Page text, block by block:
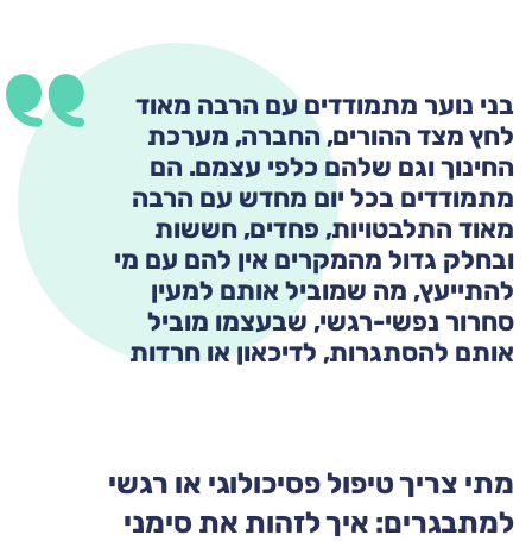
בני נוער מתמודדים עם הרבה מאוד
לחץ מצד ההורים, החברה, מערכת
החינוך וגם שלהם כלפי עצמם. הם
מתמודדים בכל יום מחדש עם הרבה
מאוד התלבטויות, פחדים, חששות
ובחלק גדול מהמקרים אין להם עם מי
להתייעץ, מה שמוביל אותם למעין
סחרור נפשי-רגשי, שבעצמו מוביל
אותם להסתגרות, לדיכאון או חרדות
מתי צריך טיפול פסיכולוגי או רגשי
למתבגרים: איך לזהות את סימני